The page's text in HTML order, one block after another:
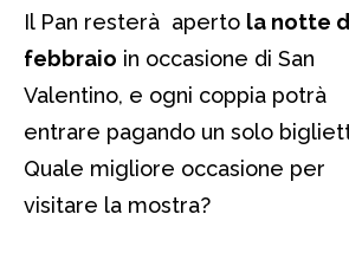
Il Pan resterà aperto la notte
febbraio in occasione di San
Valentino, e ogni coppia potrà
entrare pagando un solo
Quale migliore occasione per
visitare la mostra?